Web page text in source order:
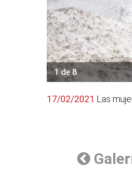
1 de 8
17/02/2021 Las